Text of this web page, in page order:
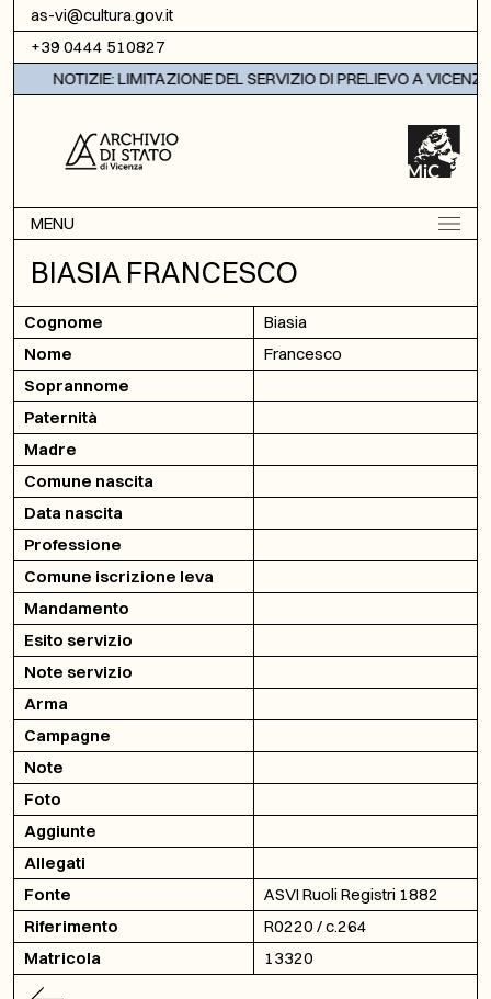
Vai al contenuto
as-vi@cultura.gov.it
+39 0444 510827
NOTIZIE: LIMITAZIONE DEL SERVIZIO DI PRELIEVO A VICENZA
MENU
BIASIA FRANCESCO
Cognome
Biasia
Nome
Francesco
Soprannome
Paternità
Madre
Comune nascita
Data nascita
Professione
Comune iscrizione leva
Mandamento
Esito servizio
Note servizio
Arma
Campagne
Note
Foto
Aggiunte
Allegati
Fonte
ASVI Ruoli Registri 1882
Riferimento
R0220 / c.264
Matricola
13320